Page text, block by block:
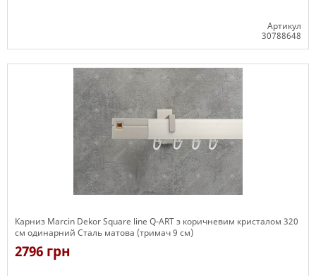
Артикул
30788648
Карниз Marcin Dekor Square line Q-ART з коричневим кристалом 320
см одинарний Сталь матова (тримач 9 см)
2796 грн